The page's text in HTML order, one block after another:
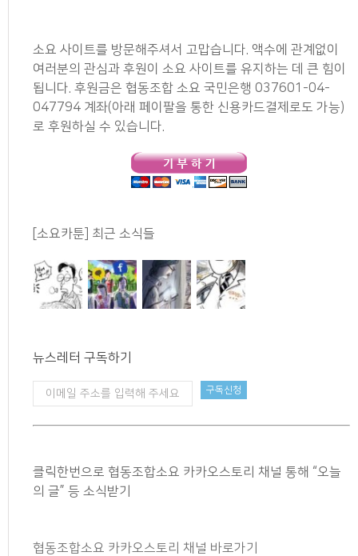
소요 사이트를 방문해주셔서 고맙습니다. 액수에 관계없이
여러분의 관심과 후원이 소요 사이트를 유지하는 데 큰 힘이
됩니다. 후원금은 협동조합 소요 국민은행 037601-04-
047794 계좌(아래 페이팔을 통한 신용카드결제로도 가능)
로 후원하실 수 있습니다.
[소요카툰] 최근 소식들
뉴스레터 구독하기
클릭한번으로 협동조합소요 카카오스토리 채널 통해 “오늘
의 글” 등 소식받기
협동조합소요 카카오스토리 채널 바로가기